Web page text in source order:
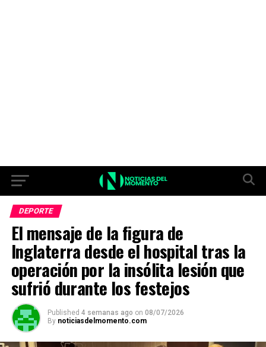
DEPORTE
El mensaje de la figura de
Inglaterra desde el hospital tras la
operación por la insólita lesión que
sufrió durante los festejos
Published 4 semanas ago on 08/07/2026
By noticiasdelmomento.com